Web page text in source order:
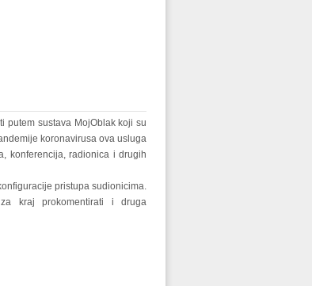
putem sustava MojOblak koji su
koronavirusa ova usluga
konferencija, radionica i drugih
pristupa sudionicima.
kraj prokomentirati i druga